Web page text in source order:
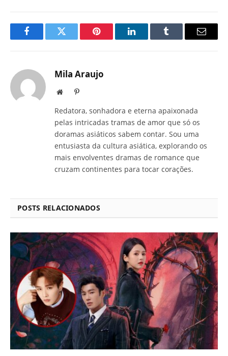
FacebookTwitter Pinterest LinkedInTumblr
E-
Mila Araujo
Site Pinterest
Redatora, sonhadora e eterna apaixonada
pelas intricadas tramas de amor que só os
doramas asiáticos sabem contar. Sou uma
entusiasta da cultura asiática, explorando os
mais envolventes dramas de romance que
cruzam continentes para tocar corações.
POSTS RELACIONADOS